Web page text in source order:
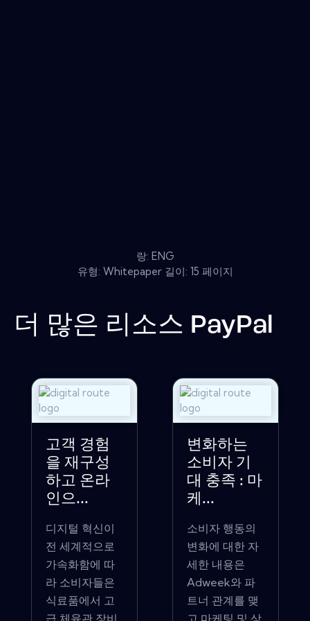
랑: ENG
유형: Whitepaper 길이: 15 페이지
더 많은 리소스 PayPal
고객 경험
을 재구성
하고 온라
인으...
디지털 혁신이
전 세계적으로
가속화함에 따
라 소비자들은
식료품에서 고
변화하는
소비자 기
대 충족 : 마
케...
소비자 행동의
변화에 ​​대한 자
세한 내용은
Adweek와 파
트너 관계를 맺